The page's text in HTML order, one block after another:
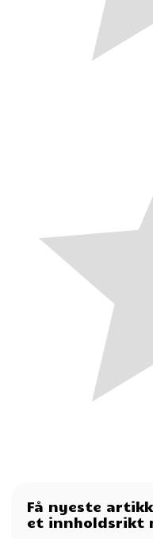
Få nyeste
et innholdsrikt